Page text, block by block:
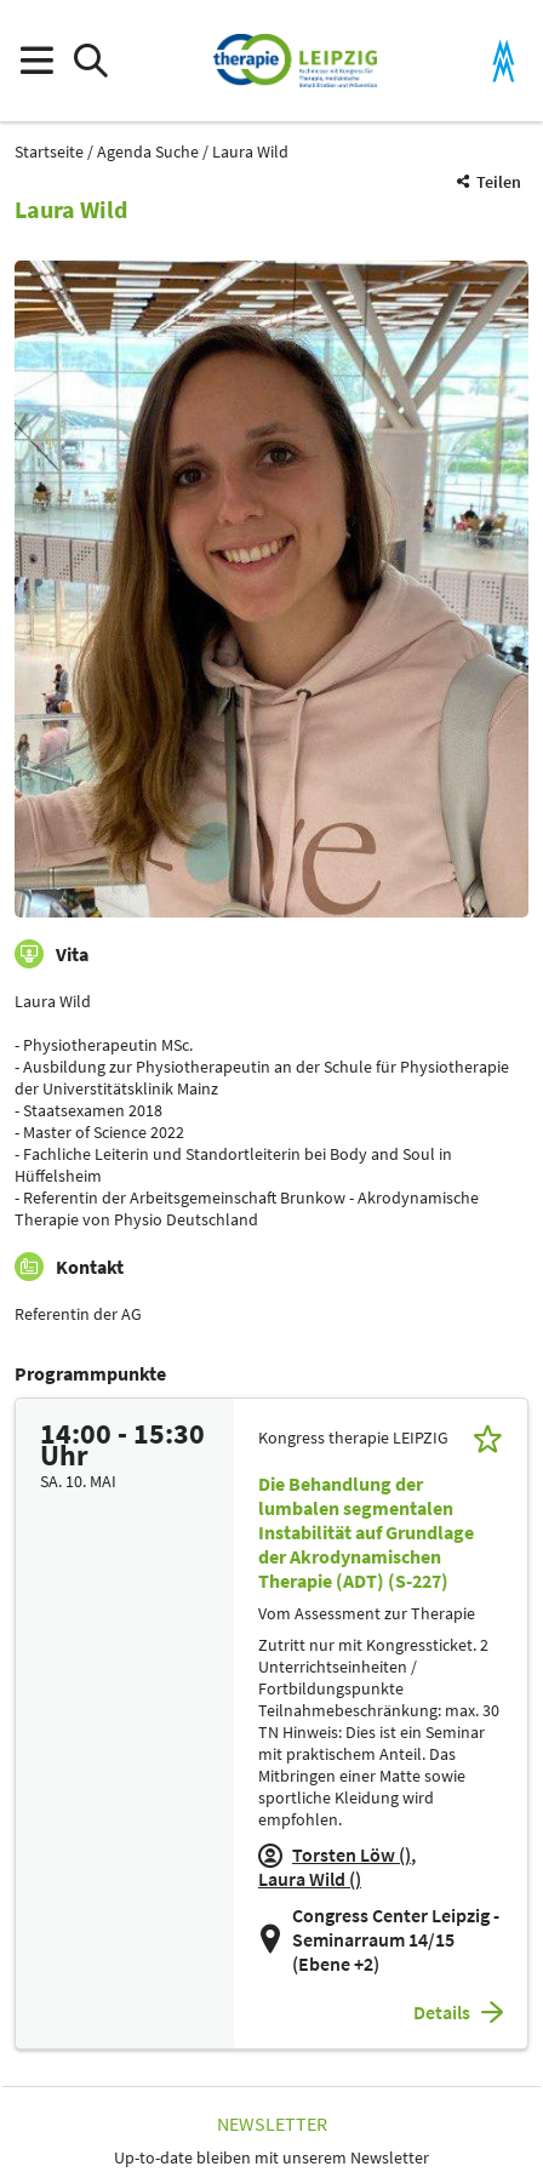
Startseite Agenda Suche
Laura Wild
Teilen
Laura Wild
Vita
Laura Wild
- Physiotherapeutin MSc.
- Ausbildung zur Physiotherapeutin an der Schule für Physiotherapie
der Universtitätsklinik Mainz
- Staatsexamen 2018
- Master of Science 2022
- Fachliche Leiterin und Standortleiterin bei Body and Soul in
Hüffelsheim
- Referentin der Arbeitsgemeinschaft Brunkow - Akrodynamische
Therapie von Physio Deutschland
Kontakt
Referentin der AG
Programmpunkte
14:00 - 15:30
Uhr
SA. 10. MAI
Kongress therapie LEIPZIG
Die Behandlung der
lumbalen segmentalen
Instabilität auf Grundlage
der Akrodynamischen
Therapie (ADT) (S-227)
Vom Assessment zur Therapie
Zutritt nur mit Kongressticket. 2
Unterrichtseinheiten /
Fortbildungspunkte
Teilnahmebeschränkung: max. 30
TN Hinweis: Dies ist ein Seminar
mit praktischem Anteil. Das
Mitbringen einer Matte sowie
sportliche Kleidung wird
empfohlen.
Torsten Löw ()
Laura Wild ()
Congress Center Leipzig -
Seminarraum 14/15
(Ebene +2)
Details
NEWSLETTER
Up-to-date bleiben mit unserem Newsletter